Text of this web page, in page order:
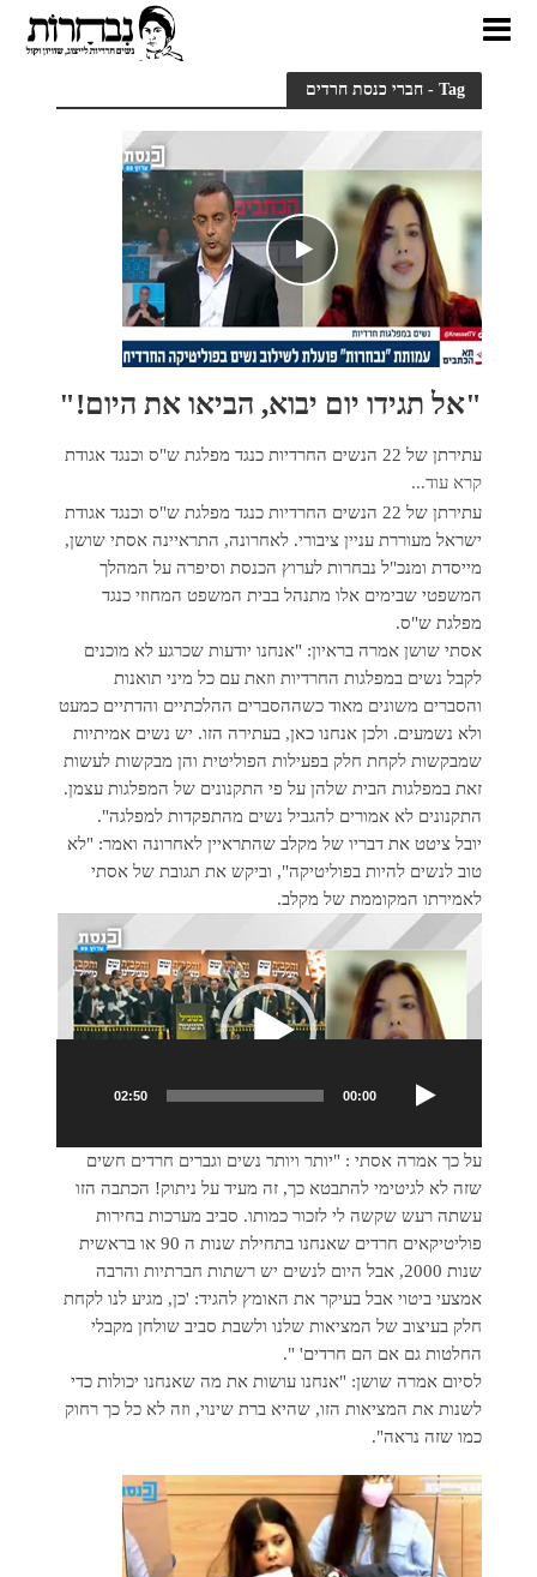
Tag - חברי כנסת חרדים
"אל תגידו יום יבוא, הביאו את היום!"
עתירתן של 22 הנשים החרדיות כנגד מפלגת ש"ס וכנגד אגודת
קרא עוד...
עתירתן של 22 הנשים החרדיות כנגד מפלגת ש"ס וכנגד אגודת
ישראל מעוררת עניין ציבורי. לאחרונה, התראיינה אסתי שושן,
מייסדת ומנכ"ל נבחרות לערוץ הכנסת וסיפרה על המהלך
המשפטי שבימים אלו מתנהל בבית המשפט המחוזי כנגד
מפלגת ש"ס.
אסתי שושן אמרה בראיון: "אנחנו יודעות שכרגע לא מוכנים
לקבל נשים במפלגות החרדיות וזאת עם כל מיני תואנות
והסברים משונים מאוד כשההסברים ההלכתיים והדתיים כמעט
ולא נשמעים. ולכן אנחנו כאן, בעתירה הזו. יש נשים אמיתיות
שמבקשות לקחת חלק בפעילות הפוליטית והן מבקשות לעשות
זאת במפלגות הבית שלהן על פי התקנונים של המפלגות עצמן.
התקנונים לא אמורים להגביל נשים מהתפקדות למפלגה".
יובל ציטט את דבריו של מקלב שהתראיין לאחרונה ואמר: "לא
טוב לנשים להיות בפוליטיקה", וביקש את תגובת של אסתי
לאמירתו המקוממת של מקלב.
נגן
וידאו
00:00
02:50
על כך אמרה אסתי : "יותר ויותר נשים וגברים חרדים חשים
שזה לא לגיטימי להתבטא כך, זה מעיד על ניתוק! הכתבה הזו
עשתה רעש שקשה לי לזכור כמותו. סביב מערכות בחירות
פוליטיקאים חרדים שאנחנו בתחילת שנות ה 90 או בראשית
שנות 2000, אבל היום לנשים יש רשתות חברתיות והרבה
אמצעי ביטוי אבל בעיקר את האומץ להגיד: 'כן, מגיע לנו לקחת
חלק בעיצוב של המציאות שלנו ולשבת סביב שולחן מקבלי
החלטות גם אם הם חרדים' ".
לסיום אמרה שושן: "אנחנו עושות את מה שאנחנו יכולות כדי
לשנות את המציאות הזו, שהיא ברת שינוי, וזה לא כל כך רחוק
כמו שזה נראה".